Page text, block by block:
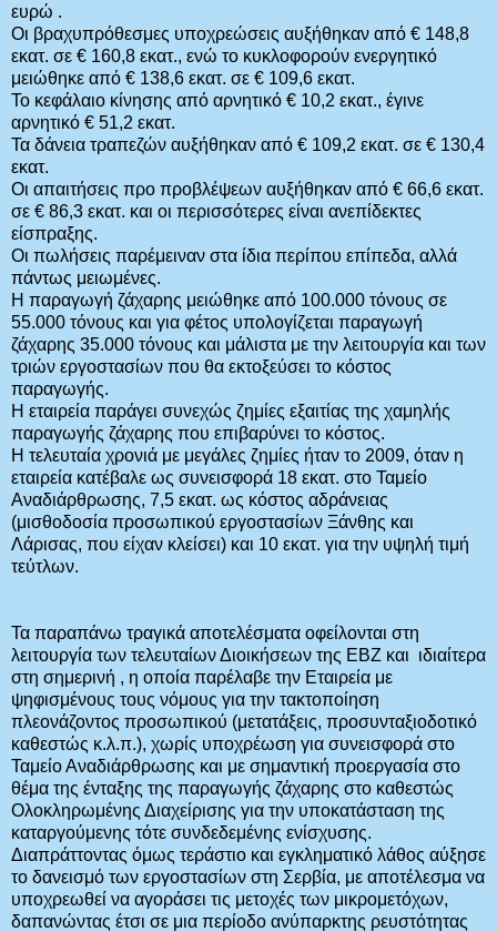
ευρώ .
Οι βραχυπρόθεσμες υποχρεώσεις αυξήθηκαν από € 148,8
εκατ. σε € 160,8 εκατ., ενώ το κυκλοφορούν ενεργητικό
μειώθηκε από € 138,6 εκατ. σε € 109,6 εκατ.
Το κεφάλαιο κίνησης από αρνητικό € 10,2 εκατ., έγινε
αρνητικό € 51,2 εκατ.
Τα δάνεια τραπεζών αυξήθηκαν από € 109,2 εκατ. σε € 130,4
εκατ.
Οι απαιτήσεις προ προβλέψεων αυξήθηκαν από € 66,6 εκατ.
σε € 86,3 εκατ. και οι περισσότερες είναι ανεπίδεκτες
είσπραξης.
Οι πωλήσεις παρέμειναν στα ίδια περίπου επίπεδα, αλλά
πάντως μειωμένες.
Η παραγωγή ζάχαρης μειώθηκε από 100.000 τόνους σε
55.000 τόνους και για φέτος υπολογίζεται παραγωγή
ζάχαρης 35.000 τόνους και μάλιστα με την λειτουργία και των
τριών εργοστασίων που θα εκτοξεύσει το κόστος
παραγωγής.
Η εταιρεία παράγει συνεχώς ζημίες εξαιτίας της χαμηλής
παραγωγής ζάχαρης που επιβαρύνει το κόστος.
Η τελευταία χρονιά με μεγάλες ζημίες ήταν το 2009, όταν η
εταιρεία κατέβαλε ως συνεισφορά 18 εκατ. στο Ταμείο
Αναδιάρθρωσης, 7,5 εκατ. ως κόστος αδράνειας
(μισθοδοσία προσωπικού εργοστασίων Ξάνθης και
Λάρισας, που είχαν κλείσει) και 10 εκατ. για την υψηλή τιμή
τεύτλων.
Τα παραπάνω τραγικά αποτελέσματα οφείλονται στη
λειτουργία των τελευταίων Διοικήσεων της ΕΒΖ και ιδιαίτερα
στη σημερινή , η οποία παρέλαβε την Εταιρεία με
ψηφισμένους τους νόμους για την τακτοποίηση
πλεονάζοντος προσωπικού (μετατάξεις, προσυνταξιοδοτικό
καθεστώς κ.λ.π.), χωρίς υποχρέωση για συνεισφορά στο
Ταμείο Αναδιάρθρωσης και με σημαντική προεργασία στο
θέμα της ένταξης της παραγωγής ζάχαρης στο καθεστώς
Ολοκληρωμένης Διαχείρισης για την υποκατάσταση της
καταργούμενης τότε συνδεδεμένης ενίσχυσης.
Διαπράττοντας όμως τεράστιο και εγκληματικό λάθος αύξησε
το δανεισμό των εργοστασίων στη Σερβία, με αποτέλεσμα να
υποχρεωθεί να αγοράσει τις μετοχές των μικρομετόχων,
δαπανώντας έτσι σε μια περίοδο ανύπαρκτης ρευστότητας